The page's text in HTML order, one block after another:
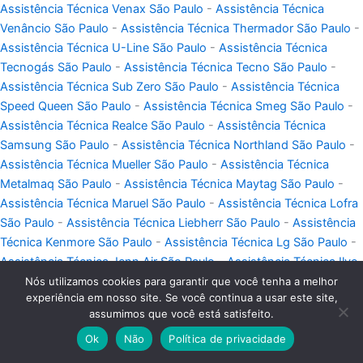
Assistência Técnica Venax São Paulo - Assistência Técnica
Venâncio São Paulo - Assistência Técnica Thermador São Paulo -
Assistência Técnica U-Line São Paulo - Assistência Técnica
Tecnogás São Paulo - Assistência Técnica Tecno São Paulo -
Assistência Técnica Sub Zero São Paulo - Assistência Técnica
Speed Queen São Paulo - Assistência Técnica Smeg São Paulo -
Assistência Técnica Realce São Paulo - Assistência Técnica
Samsung São Paulo - Assistência Técnica Northland São Paulo -
Assistência Técnica Mueller São Paulo - Assistência Técnica
Metalmaq São Paulo - Assistência Técnica Maytag São Paulo -
Assistência Técnica Maruel São Paulo - Assistência Técnica Lofra
São Paulo - Assistência Técnica Liebherr São Paulo - Assistência
Técnica Kenmore São Paulo - Assistência Técnica Lg São Paulo -
Assistência Técnica Jenn Air São Paulo-Assistência Técnica Ilve
São Paulo-Assistência Técnica Heartland São Paulo-
Assistência Técnica Goumert São Paulo-Assistência Técnica
Gaggenau São Paulo-Assistência Técnica Ge São Paulo
Assistência Técnica Futura São Paulo-Assistência Técnica
Nós utilizamos cookies para garantir que você tenha a melhor
experiência em nosso site. Se você continua a usar este site,
assumimos que você está satisfeito.
Ok
Não Política de privacidade